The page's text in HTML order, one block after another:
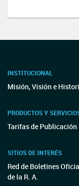
INSTITUCIONAL
Misión, Visión e
PRODUCTOS Y
Tarifas de Publicación
SITIOS DE INTERÉS
Red de Boletines
de la R. A.